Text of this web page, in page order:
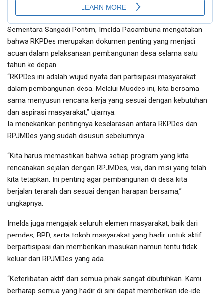
Sementara Sangadi Pontim, Imelda Pasambuna mengatakan
bahwa RKPDes merupakan dokumen penting yang menjadi
acuan dalam pelaksanaan pembangunan desa selama satu
tahun ke depan.
“RKPDes ini adalah wujud nyata dari partisipasi masyarakat
dalam pembangunan desa. Melalui Musdes ini, kita bersama-
sama menyusun rencana kerja yang sesuai dengan kebutuhan
dan aspirasi masyarakat,” ujarnya.
Ia menekankan pentingnya keselarasan antara RKPDes dan
RPJMDes yang sudah disusun sebelumnya.
“Kita harus memastikan bahwa setiap program yang kita
rencanakan sejalan dengan RPJMDes, visi, dan misi yang telah
kita tetapkan. Ini penting agar pembangunan di desa kita
berjalan terarah dan sesuai dengan harapan bersama,”
ungkapnya.
Imelda juga mengajak seluruh elemen masyarakat, baik dari
pemdes, BPD, serta tokoh masyarakat yang hadir, untuk aktif
berpartisipasi dan memberikan masukan namun tentu tidak
keluar dari RPJMDes yang ada.
“Keterlibatan aktif dari semua pihak sangat dibutuhkan. Kami
berharap semua yang hadir di sini dapat memberikan ide-ide